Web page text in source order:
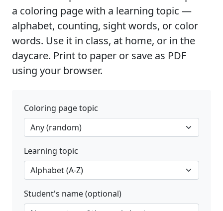
a coloring page with a learning topic —
alphabet, counting, sight words, or color
words. Use it in class, at home, or in the
daycare. Print to paper or save as PDF
using your browser.
Coloring page topic
Learning topic
Student's name (optional)